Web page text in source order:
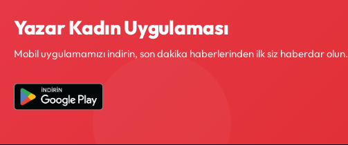
Yazar Kadın Uygulaması
Mobil uygulamamızı indirin, son dakika haberlerinden ilk siz haberdar olun.